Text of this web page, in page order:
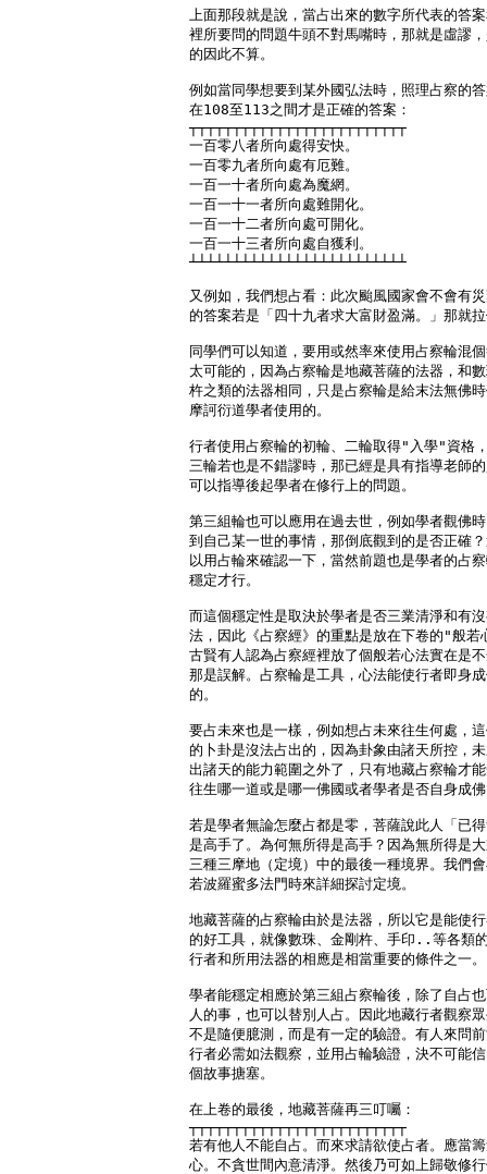
上面那段就是說，當占出來的數字所代表的答
裡所要問的問題牛頭不對馬嘴時，那就是虛謬
的因此不算。
例如當同學想要到某外國弘法時，照理占察的
在108至113之間才是正確的答案：
┬┬┬┬┬┬┬┬┬┬┬┬┬┬┬┬┬┬┬┬┬┬┬┬┬
一百零八者所向處得安快。
一百零九者所向處有厄難。
一百一十者所向處為魔網。
一百一十一者所向處難開化。
一百一十二者所向處可開化。
一百一十三者所向處自獲利。
┴┴┴┴┴┴┴┴┴┴┴┴┴┴┴┴┴┴┴┴┴┴┴┴┴
又例如，我們想占看：此次颱風國家會不會有
的答案若是「四十九者求大富財盈滿。」那就
同學們可以知道，要用或然率來使用占察輪混
太可能的，因為占察輪是地藏菩薩的法器，和
杵之類的法器相同，只是占察輪是給末法無佛
摩訶衍道學者使用的。
行者使用占察輪的初輪、二輪取得"入學"資格
三輪若也是不錯謬時，那已經是具有指導老師
可以指導後起學者在修行上的問題。
第三組輪也可以應用在過去世，例如學者觀佛
到自己某一世的事情，那倒底觀到的是否正確
以用占輪來確認一下，當然前題也是學者的占
穩定才行。
而這個穩定性是取決於學者是否三業清淨和有
法，因此《占察經》的重點是放在下卷的"般若
古賢有人認為占察經裡放了個般若心法實在是
那是誤解。占察輪是工具，心法能使行者即身
的。
要占未來也是一樣，例如想占未來往生何處，
的卜卦是沒法占出的，因為卦象由諸天所控，
出諸天的能力範圍之外了，只有地藏占察輪才
往生哪一道或是哪一佛國或者學者是否自身成
若是學者無論怎麼占都是零，菩薩說此人「已
是高手了。為何無所得是高手？因為無所得是
三種三摩地（定境）中的最後一種境界。我們
若波羅蜜多法門時來詳細探討定境。
地藏菩薩的占察輪由於是法器，所以它是能使
的好工具，就像數珠、金剛杵、手印..等各類
行者和所用法器的相應是相當重要的條件之一。
學者能穩定相應於第三組占察輪後，除了自占
人的事，也可以替別人占。因此地藏行者觀察
不是隨便臆測，而是有一定的驗證。有人來問
行者必需如法觀察，並用占輪驗證，決不可能
個故事搪塞。
在上卷的最後，地藏菩薩再三叮囑：
┬┬┬┬┬┬┬┬┬┬┬┬┬┬┬┬┬┬┬┬┬┬┬┬┬
若有他人不能自占。而來求請欲使占者。應當
心。不貪世間內意清淨。然後乃可如上歸敬修